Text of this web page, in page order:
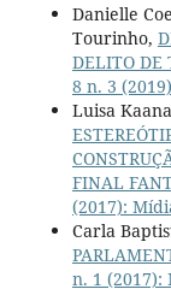
Danielle
Tourinho,
DELITO DE
8 n. 3 (2019)
Luisa
FINAL
(2017):
Carla
n. 1 (2017):